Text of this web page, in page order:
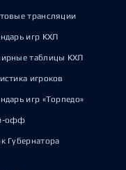
трансляции
игр КХЛ
таблицы КХЛ
игроков
игр «Торпедо»
офф
Губернатора